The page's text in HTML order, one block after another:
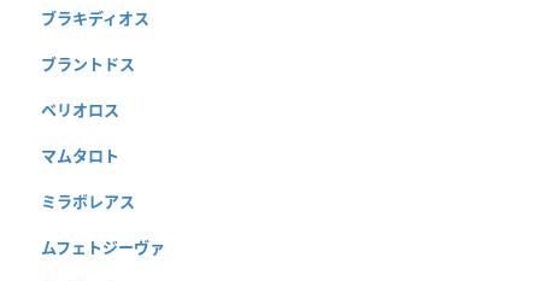
ブラキディオス
ブラントドス
ベリオロス
マムタロト
ミラボレアス
ムフェトジーヴァ